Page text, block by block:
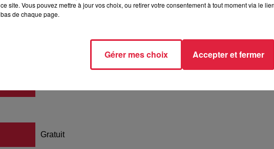
Gratuit
ce site. Vous pouvez mettre à jour vos choix, ou retirer votre consentement à tout moment via le
bas de chaque page.
Gérer mes choix Accepter et fermer